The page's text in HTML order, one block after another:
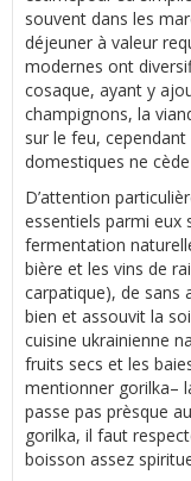
souvent dans les
déjeuner à valeur
modernes ont
cosaque, ayant y
champignons, la
sur le feu,
domestiques ne
D’attention
essentiels parmi eux
fermentation
bière et les vins de
carpatique), de sans
bien et assouvit la
cuisine ukrainienne
fruits secs et les
mentionner gorilka–
passe pas prèsque
gorilka, il faut
boisson assez